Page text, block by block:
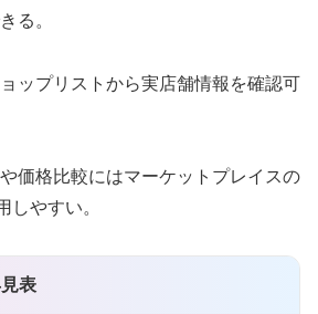
る。
ップリストから実店舗情報を確認可
価格比較にはマーケットプレイスの
しやすい。
表